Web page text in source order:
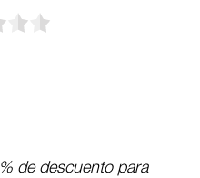
de descuento para